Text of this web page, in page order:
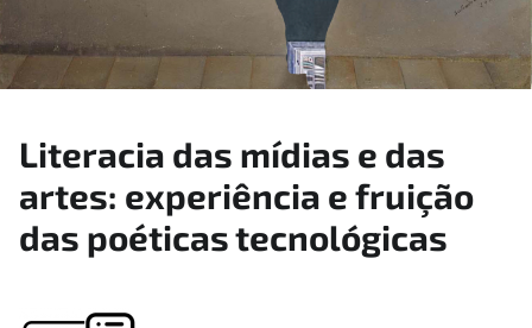
Literacia das mídias e das
artes: experiência e fruição
das poéticas tecnológicas